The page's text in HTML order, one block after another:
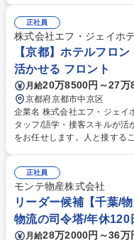
用支援■進捗管理や報告 ★独
い方を応援する風土があります。 募集職種 【PMO】リモート＆在
独立支援/エンジニア経験を活
正社員
株式会社エフ・ジェイホ
【京都】ホテルフロ
活かせる フロント
月給20万8500円～27万
京都府京都市中京区
企業名 株式会社エフ・ジェイホテルズ 求人名 【京都】ホ
タッフ/語学・接客スキルが活かせる◎ 仕事の内容 ホテル
をお任せします。人と接する
付（電話・オンライン）◆電
◆備品の管理・発注業務◆客
ク・フードの販売 時間帯によ
経験することで自己成長や、スキ
【京都】ホテルフロントスタ
正社員
モンテ物産株式会社
リーダー候補【千葉/
物流の司令塔/年休120
月給28万2000円～36万